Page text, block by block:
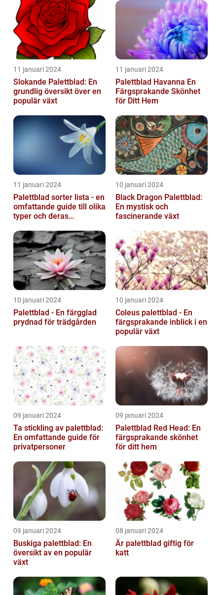
11 januari 2024
Slokande Palettblad: En
grundlig översikt över en
populär växt
11 januari 2024
Palettblad Havanna En
Färgsprakande Skönhet
för Ditt Hem
11 januari 2024
Palettblad sorter lista - en
omfattande guide till olika
typer och deras
10 januari 2024
Black Dragon Palettblad:
En mystisk och
fascinerande växt
10 januari 2024
Palettblad - En färgglad
prydnad för trädgården
10 januari 2024
Coleus palettblad - En
färgsprakande inblick i en
populär växt
09 januari 2024
Ta stickling av palettblad:
En omfattande guide för
privatpersoner
09 januari 2024
Palettblad Red Head: En
färgsprakande skönhet
för ditt hem
09 januari 2024
Buskiga palettblad: En
översikt av en populär
växt
08 januari 2024
Är palettblad giftig för
katt